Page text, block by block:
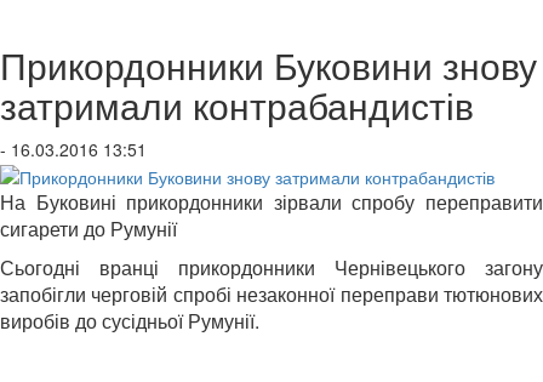
Прикордонники Буковини знову
затримали контрабандистів
- 16.03.2016 13:51
На Буковині прикордонники зірвали спробу переправити
сигарети до Румунії
Сьогодні вранці прикордонники Чернівецького загону
запобігли черговій спробі незаконної переправи тютюнових
виробів до сусідньої Румунії.